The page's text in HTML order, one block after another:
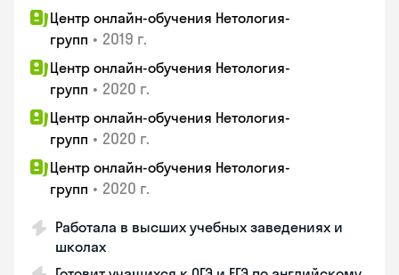
Центр онлайн-обучения Нетология-
групп • 2019 г.
Центр онлайн-обучения Нетология-
групп • 2020 г.
Центр онлайн-обучения Нетология-
групп • 2020 г.
Центр онлайн-обучения Нетология-
групп • 2020 г.
Работала в высших учебных заведениях и
школах